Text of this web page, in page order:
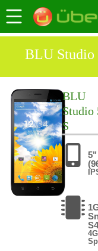
BLU Studio
BLU
Studio
S
5"